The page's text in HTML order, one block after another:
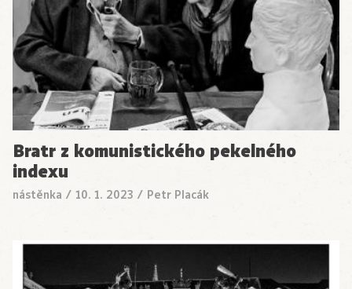
Bratr z komunistického pekelného
indexu
nástěnka / 10. 1. 2023 / Petr Placák